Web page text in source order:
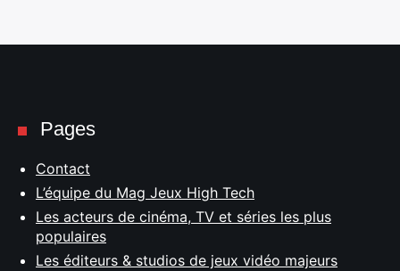
Pages
Contact
L’équipe du Mag Jeux High Tech
Les acteurs de cinéma, TV et séries les plus
populaires
Les éditeurs & studios de jeux vidéo majeurs